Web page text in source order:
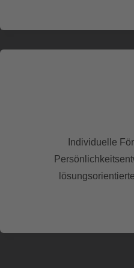
Individuelle